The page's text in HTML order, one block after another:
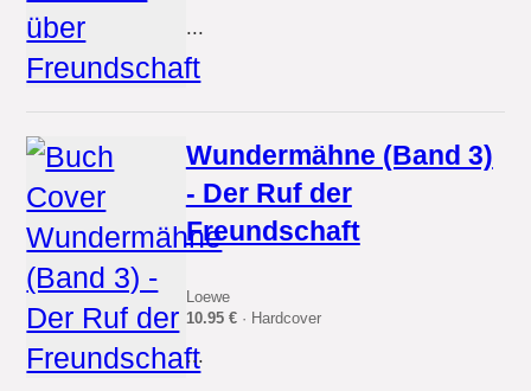
...
Wundermähne (Band 3)
- Der Ruf der
Freundschaft
Loewe
10.95 €· Hardcover
...